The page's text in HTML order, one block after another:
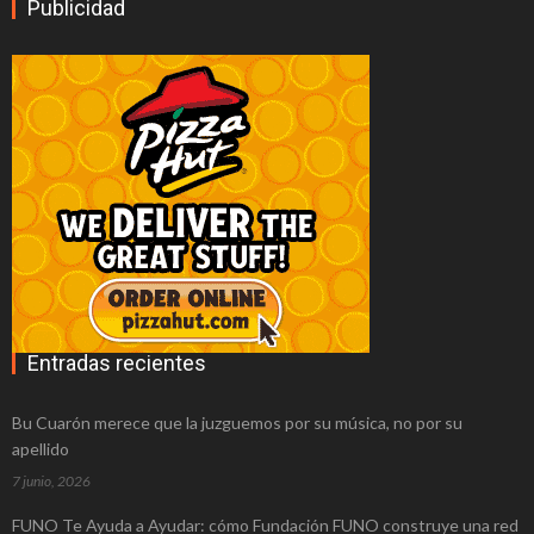
el dinero? Obtén dinero por tu coche con
CocheGo
Empresas seguridad privada
profesionales y completamente
equipadas
Reparar ps3 de forma económica
Abogado Getxo: ¿Tengo derecho a ser
indemnizado?
de todos
Lo que debe saber antes de hacer
Publicidad
Entradas recientes
Bu Cuarón merece que la juzguemos por su música, no por su
apellido
7 junio, 2026
FUNO Te Ayuda a Ayudar: cómo Fundación FUNO construye una red